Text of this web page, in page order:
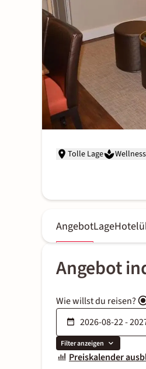
Tolle Lage Wellness
AngebotLage
Angebot
Wie willst du reisen?
Filter anzeigen
Preiskalender